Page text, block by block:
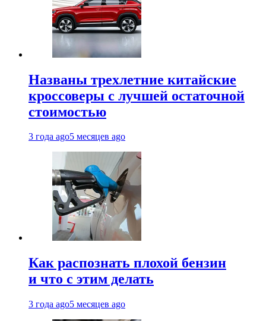
Названы трехлетние китайские
кроссоверы с лучшей остаточной
стоимостью
3 года ago5 месяцев ago
Как распознать плохой бензин
и что с этим делать
3 года ago5 месяцев ago